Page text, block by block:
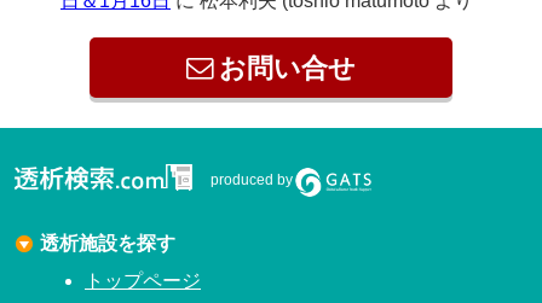
お問い合せ
produced by
透析施設を探す
トップページ